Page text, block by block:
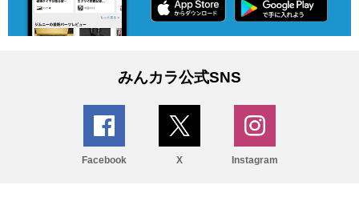
みんカラ公式SNS
Facebook X Instagram